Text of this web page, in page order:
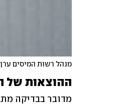
מנהל רשות המיסים
ההוצאות של